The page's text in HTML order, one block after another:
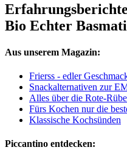
Bio Echter
Aus unserem Magazin:
Frierss - edler
Snackalternativen zur
Alles über die Rote-
Fürs Kochen nur die
Klassische Kochsünden
Piccantino entdecken: